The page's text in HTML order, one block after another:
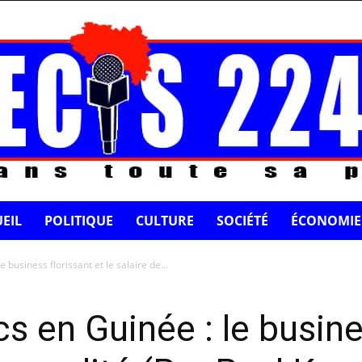
POLITIQUE CULTURE SOCIÉTÉ ÉCONOMIE
business florissant et le salaire de...
en Guinée : le